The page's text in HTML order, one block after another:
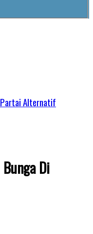
Alternatif
Di